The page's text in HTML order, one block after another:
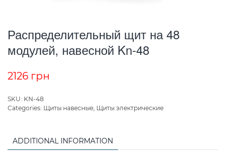
Распределительный щит на 48
модулей, навесной Kn-48
2126 грн
SKU: KN-48
Categories: Щиты навесные Щиты электрические
ADDITIONAL INFORMATION